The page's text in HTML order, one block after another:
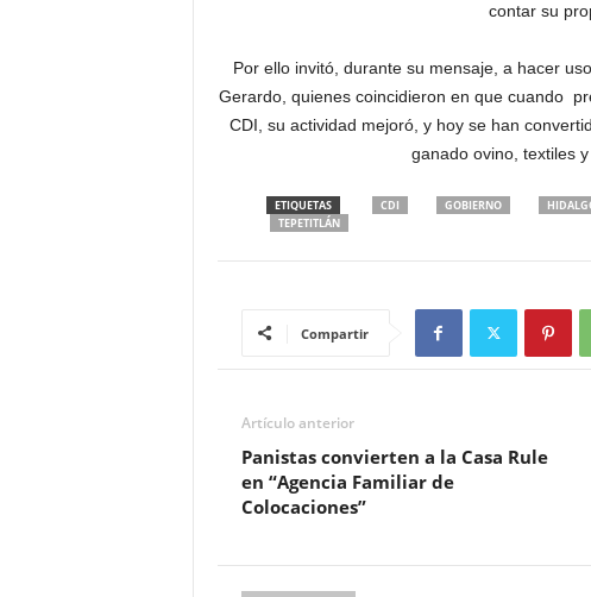
contar su
Por ello invitó, durante su mensaje, a hacer
Gerardo, quienes coincidieron en que cuando
CDI, su actividad mejoró, y hoy se han
ganado ovino, textiles
ETIQUETAS CDI GOBIERNO
TEPETITLÁN
Compartir
Artículo anterior
Panistas convierten a la Casa Rule
en “Agencia Familiar de
Colocaciones”